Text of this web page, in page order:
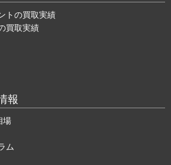
トの買取実績
買取実績
報
場
ム